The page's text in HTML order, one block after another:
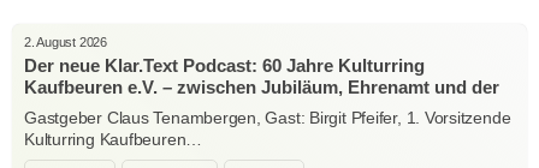
2. August 2026
Der neue Klar.Text Podcast: 60 Jahre Kulturring
Kaufbeuren e.V. – zwischen Jubiläum, Ehrenamt und der
Kraft der Kultur
Gastgeber Claus Tenambergen, Gast: Birgit Pfeifer, 1. Vorsitzende
Kulturring Kaufbeuren…